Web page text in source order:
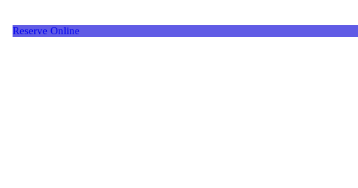
Reserve Online